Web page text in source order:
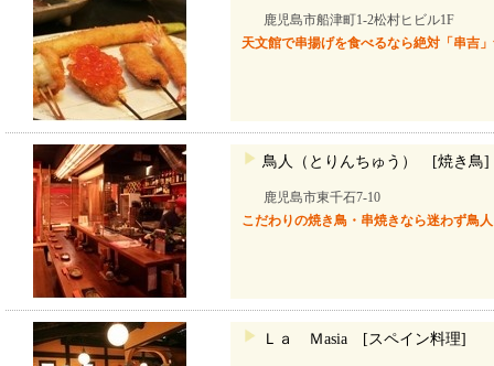
鹿児島市船津町1-2松村ヒビル1F
天文館で串揚げを食べるなら絶対「串吉
鳥人（とりんちゅう） [焼き鳥]
鹿児島市東千石7-10
こだわりの焼き鳥・串焼きなら迷わず鳥
Ｌａ Ｍasia [スペイン料理]